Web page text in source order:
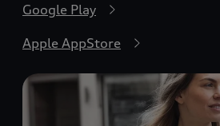
Google Play
Apple AppStore